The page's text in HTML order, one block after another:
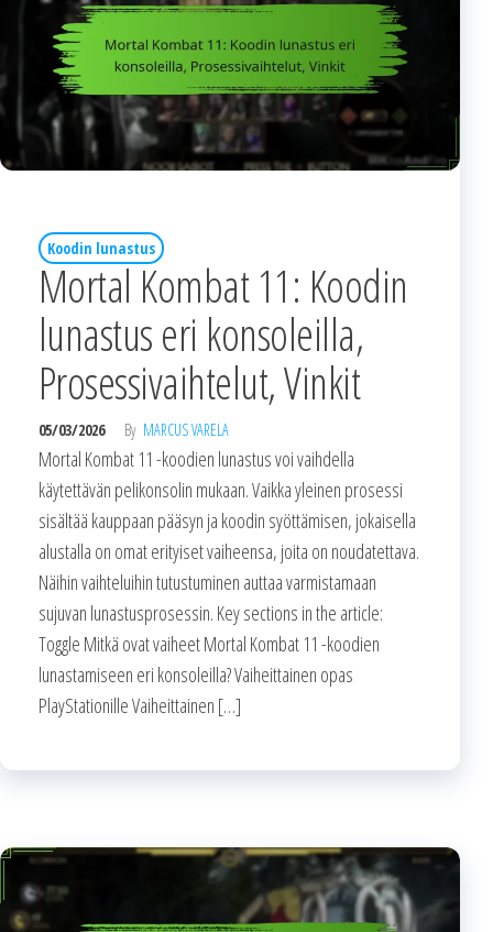
Koodin lunastus
Mortal Kombat 11: Koodin
lunastus eri konsoleilla,
Prosessivaihtelut, Vinkit
05/03/2026 By MARCUS VARELA
Mortal Kombat 11 -koodien lunastus voi vaihdella
käytettävän pelikonsolin mukaan. Vaikka yleinen prosessi
sisältää kauppaan pääsyn ja koodin syöttämisen, jokaisella
alustalla on omat erityiset vaiheensa, joita on noudatettava.
Näihin vaihteluihin tutustuminen auttaa varmistamaan
sujuvan lunastusprosessin. Key sections in the article:
Toggle Mitkä ovat vaiheet Mortal Kombat 11 -koodien
lunastamiseen eri konsoleilla? Vaiheittainen opas
PlayStationille Vaiheittainen […]